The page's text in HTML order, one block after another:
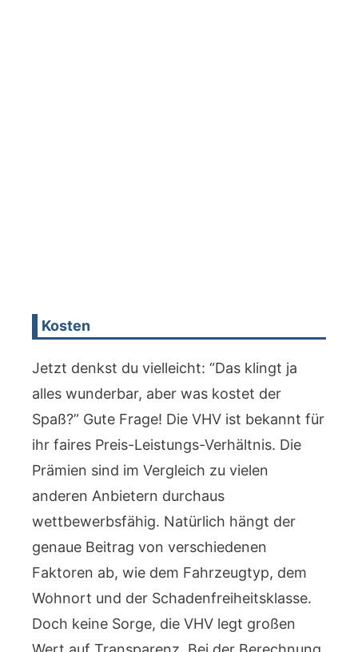
Kosten
Jetzt denkst du vielleicht: “Das klingt ja
alles wunderbar, aber was kostet der
Spaß?” Gute Frage! Die VHV ist bekannt für
ihr faires Preis-Leistungs-Verhältnis. Die
Prämien sind im Vergleich zu vielen
anderen Anbietern durchaus
wettbewerbsfähig. Natürlich hängt der
genaue Beitrag von verschiedenen
Faktoren ab, wie dem Fahrzeugtyp, dem
Wohnort und der Schadenfreiheitsklasse.
Doch keine Sorge, die VHV legt großen